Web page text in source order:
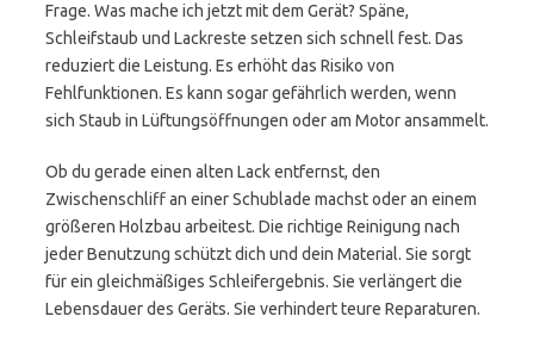
Frage. Was mache ich jetzt mit dem Gerät? Späne,
Schleifstaub und Lackreste setzen sich schnell fest. Das
reduziert die Leistung. Es erhöht das Risiko von
Fehlfunktionen. Es kann sogar gefährlich werden, wenn
sich Staub in Lüftungsöffnungen oder am Motor ansammelt.
Ob du gerade einen alten Lack entfernst, den
Zwischenschliff an einer Schublade machst oder an einem
größeren Holzbau arbeitest. Die richtige Reinigung nach
jeder Benutzung schützt dich und dein Material. Sie sorgt
für ein gleichmäßiges Schleifergebnis. Sie verlängert die
Lebensdauer des Geräts. Sie verhindert teure Reparaturen.